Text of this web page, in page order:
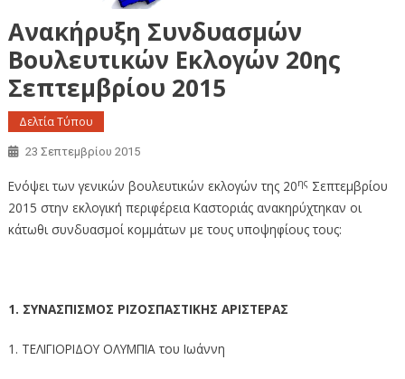
Ανακήρυξη Συνδυασμών
Βουλευτικών Εκλογών 20ης
Σεπτεμβρίου 2015
Δελτία Τύπου
23 Σεπτεμβρίου 2015
Ενόψει των γενικών βουλευτικών εκλογών της 20ης Σεπτεμβρίου
2015 στην εκλογική περιφέρεια Καστοριάς ανακηρύχτηκαν οι
κάτωθι συνδυασμοί κομμάτων με τους υποψηφίους τους:
1. ΣΥΝΑΣΠΙΣΜΟΣ ΡΙΖΟΣΠΑΣΤΙΚΗΣ ΑΡΙΣΤΕΡΑΣ
1. ΤΕΛΙΓΙΟΡΙΔΟΥ ΟΛΥΜΠΙΑ του Ιωάννη